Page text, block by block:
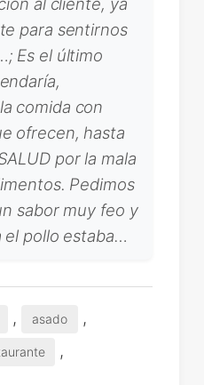
para sentirnos
Es el último
comida con
ofrecen, hasta
por la mala
Pedimos
sabor muy feo y
el pollo estaba…
, asado ,
,